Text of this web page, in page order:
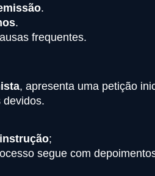
.
.
frequentes.
, apresenta uma petição
devidos.
;
segue com